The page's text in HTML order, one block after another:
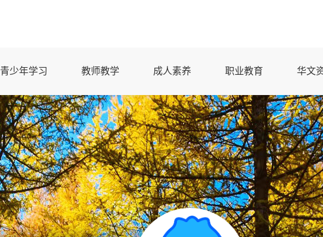
青少年学习 教师教学 成人素养 职业教育 华文